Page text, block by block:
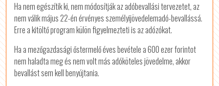
Ha nem egészítik ki, nem módosítják az adóbevallási tervezetet, az
nem válik május 22-én érvényes személyijövedelemadó-bevallássá.
Erre a kitöltő program külön figyelmezteti is az adózókat.
Ha a mezőgazdasági őstermelő éves bevétele a 600 ezer forintot
nem haladta meg és nem volt más adóköteles jövedelme, akkor
bevallást sem kell benyújtania.